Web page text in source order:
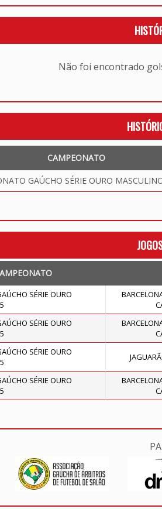
Não foi encontrado
CAMPEONATO
GAÚCHO SÉRIE OURO
SÉRIE OURO
SÉRIE OURO
SÉRIE OURO
SÉRIE OURO